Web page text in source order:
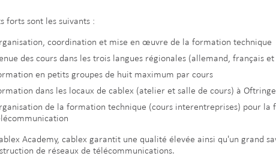
forts sont les suivants :
coordination et mise en œuvre de la formation technique
des cours dans les trois langues régionales (allemand, français
en petits groupes de huit maximum par cours
dans les locaux de cablex (atelier et salle de cours) à
de la formation technique (cours interentreprises) pour la
Academy, cablex garantit une qualité élevée ainsi qu'un
de réseaux de télécommunications.